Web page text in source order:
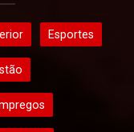
Esportes